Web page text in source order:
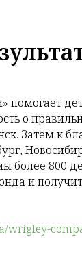
помогает
о
Затем к
более 800
и
wrigley-